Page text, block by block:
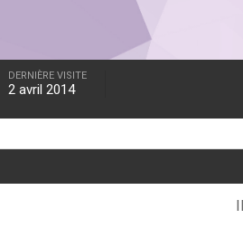
DERNIÈRE VISITE
2 avril 2014